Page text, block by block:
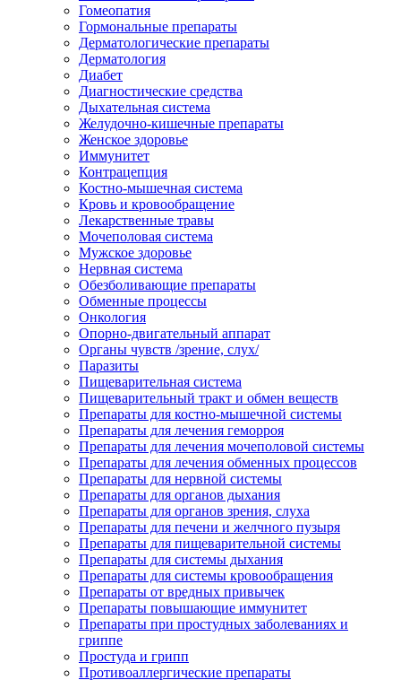
Гомеопатия
Гормональные препараты
Дерматологические препараты
Дерматология
Диабет
Диагностические средства
Дыхательная система
Желудочно-кишечные препараты
Женское здоровье
Иммунитет
Контрацепция
Костно-мышечная система
Кровь и кровообращение
Лекарственные травы
Мочеполовая система
Мужское здоровье
Нервная система
Обезболивающие препараты
Обменные процессы
Онкология
Опорно-двигательный аппарат
Органы чувств /зрение, слух/
Паразиты
Пищеварительная система
Пищеварительный тракт и обмен веществ
Препараты для костно-мышечной системы
Препараты для лечения геморроя
Препараты для лечения мочеполовой системы
Препараты для лечения обменных процессов
Препараты для нервной системы
Препараты для органов дыхания
Препараты для органов зрения, слуха
Препараты для печени и желчного пузыря
Препараты для пищеварительной системы
Препараты для системы дыхания
Препараты для системы кровообращения
Препараты от вредных привычек
Препараты повышающие иммунитет
Препараты при простудных заболеваниях и
гриппе
Простуда и грипп
Противоаллергические препараты